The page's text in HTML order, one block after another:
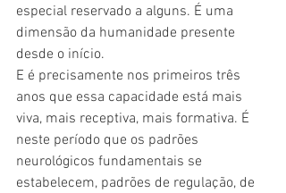
especial reservado a alguns. É uma
dimensão da humanidade presente
desde o início.
E é precisamente nos primeiros três
anos que essa capacidade está mais
viva, mais receptiva, mais formativa. É
neste período que os padrões
neurológicos fundamentais se
estabelecem, padrões de regulação, de